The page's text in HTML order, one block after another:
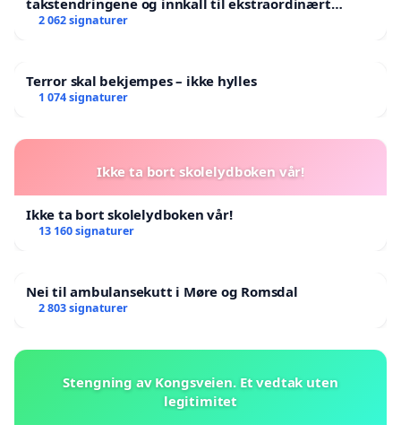
landsråd
2 062 signaturer
Terror skal bekjempes – ikke hylles
1 074 signaturer
Ikke ta bort skolelydboken vår!
Ikke ta bort skolelydboken vår!
13 160 signaturer
Nei til ambulansekutt i Møre og Romsdal
2 803 signaturer
Stengning av Kongsveien. Et vedtak uten
legitimitet